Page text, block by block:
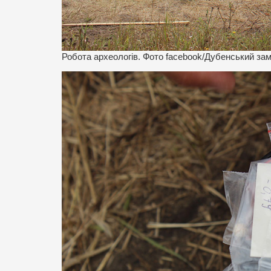
Робота археологів. Фото facebook/Дубенський